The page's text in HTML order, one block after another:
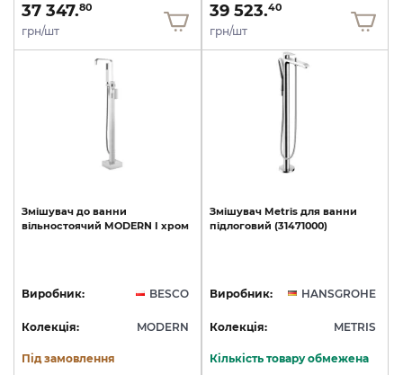
37 347.80
грн/шт
39 523.40
грн/шт
Змішувач до ванни
вільностоячий MODERN I хром
Виробник: BESCO
Колекція: MODERN
Під замовлення
Змішувач Metris для ванни
підлоговий (31471000)
Виробник: HANSGROHE
Колекція: METRIS
Кількість товару обмежена